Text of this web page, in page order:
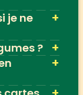
je ne
+
? +
+